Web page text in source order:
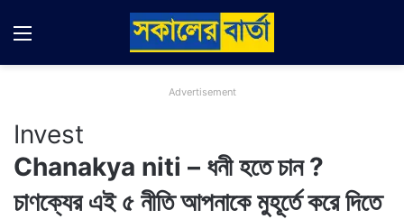
Menu
Advertisement
Invest
Chanakya niti – ধনী হতে চান ?
চাণক্যের এই ৫ নীতি আপনাকে মুহূর্তে করে দিতে